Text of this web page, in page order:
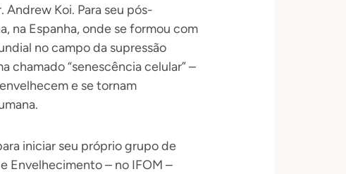
Koi. Para seu pós-
na Espanha, onde se formou com
no campo da supressão
chamado “senescência celular” –
e se tornam
iniciar seu próprio grupo de
Envelhecimento – no IFOM –